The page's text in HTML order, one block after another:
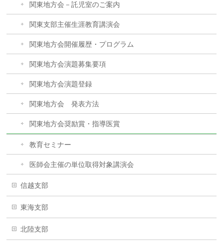
関東地方会－託児室のご案内
関東支部主催生涯教育講演会
関東地方会開催履歴・プログラム
関東地方会演題募集要項
関東地方会演題登録
関東地方会 発表方法
関東地方会奨励賞・指導医賞
教育セミナー
医師会主催の単位取得対象講演会
信越支部
東海支部
北陸支部